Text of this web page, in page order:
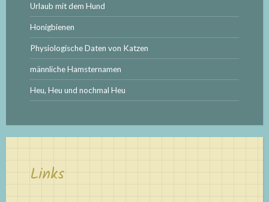
Urlaub mit dem Hund
Honigbienen
Physiologische Daten von Katzen
männliche Hamsternamen
Heu, Heu und nochmal Heu
Links